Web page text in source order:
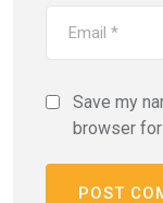
Save my
browser